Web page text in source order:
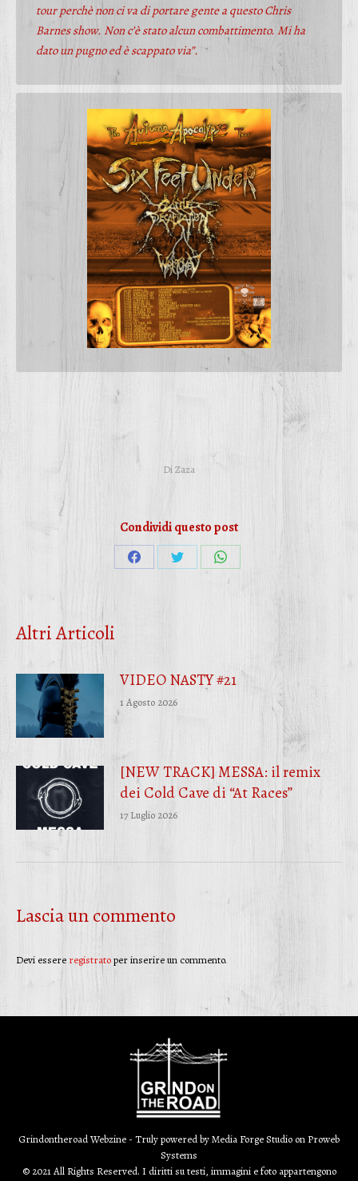
tour perchè non ci va di portare gente a questo Chris
Barnes show. Non c’è stato alcun combattimento. Mi ha
dato un pugno ed è scappato via”.
DiZaza
Condividi questo post
CondividiCondividiCondividi
Altri Articoli
VIDEO NASTY #21
1 Agosto 2026
[NEW TRACK] MESSA: il remix
dei Cold Cave di “At Races”
17 Luglio 2026
Lascia un commento
Devi essere registratoper inserire un commento.
Grindontheroad Webzine - Truly powered byMedia Forge Studio on Proweb
Systems
© 2021 All Rights Reserved. I diritti su testi, immagini e foto appartengono